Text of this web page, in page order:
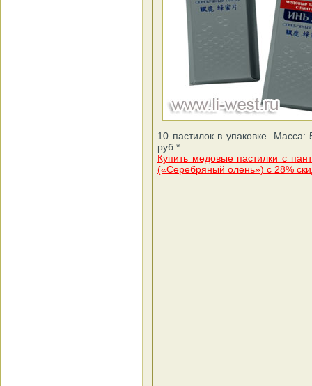
10 пастилок в упаковке. Масса:
руб *
Купить медовые пастилки с
(«Серебряный олень») с 28%